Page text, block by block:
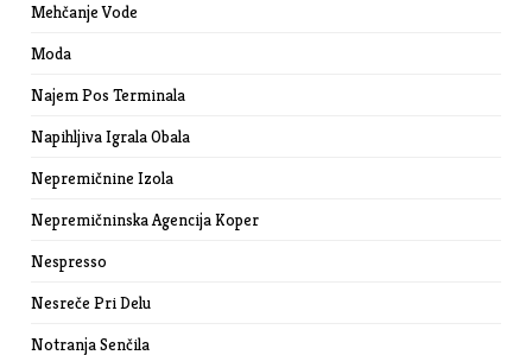
Mehčanje Vode
Moda
Najem Pos Terminala
Napihljiva Igrala Obala
Nepremičnine Izola
Nepremičninska Agencija Koper
Nespresso
Nesreče Pri Delu
Notranja Senčila